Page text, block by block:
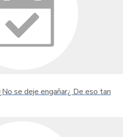
se deje engañar¿ De eso tan